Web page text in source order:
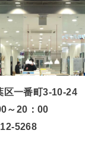
一番町3-10-24
～20：00
5268